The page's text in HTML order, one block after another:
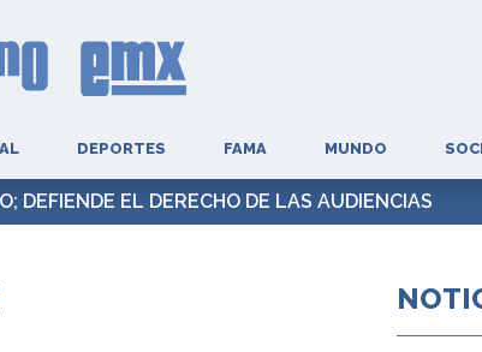
DEPORTES FAMA MUNDO
DEFIENDE EL DERECHO DE LAS AUDIENCIAS